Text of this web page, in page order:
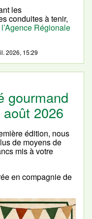
les
conduites à tenir,
Régionale
2026, 15:29
gourmand
2026
édition, nous
de moyens de
mis à votre
en compagnie de